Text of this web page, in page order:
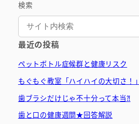
検索
最近の投稿
ペットボトル症候群と健康リスク
もぐもぐ教室「ハイハイの大切さ！」
歯ブラシだけじゃ不十分って本当⁈
歯と口の健康週間★回答解説